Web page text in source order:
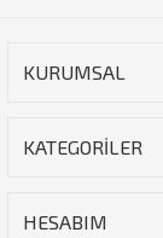
KURUMSAL
KATEGORİLER
HESABIM